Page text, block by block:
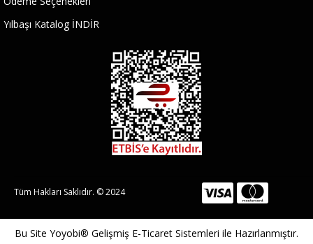
Yılbaşı Katalog İNDİR
Tüm Hakları Saklıdır. © 2024
Bu Site Yoyobi® Gelişmiş E-Ticaret Sistemleri ile Hazırlanmıştır.